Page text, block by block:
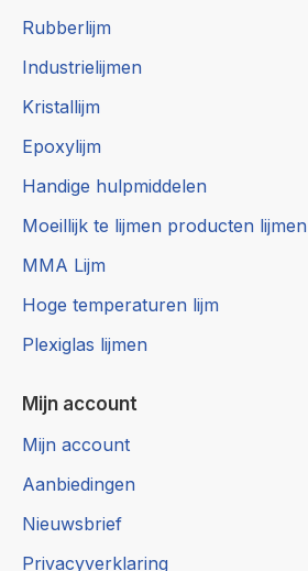
Rubberlijm
Industrielijmen
Kristallijm
Epoxylijm
Handige hulpmiddelen
Moeillijk te lijmen producten lijmen
MMA Lijm
Hoge temperaturen lijm
Plexiglas lijmen
Mijn account
Mijn account
Aanbiedingen
Nieuwsbrief
Privacyverklaring